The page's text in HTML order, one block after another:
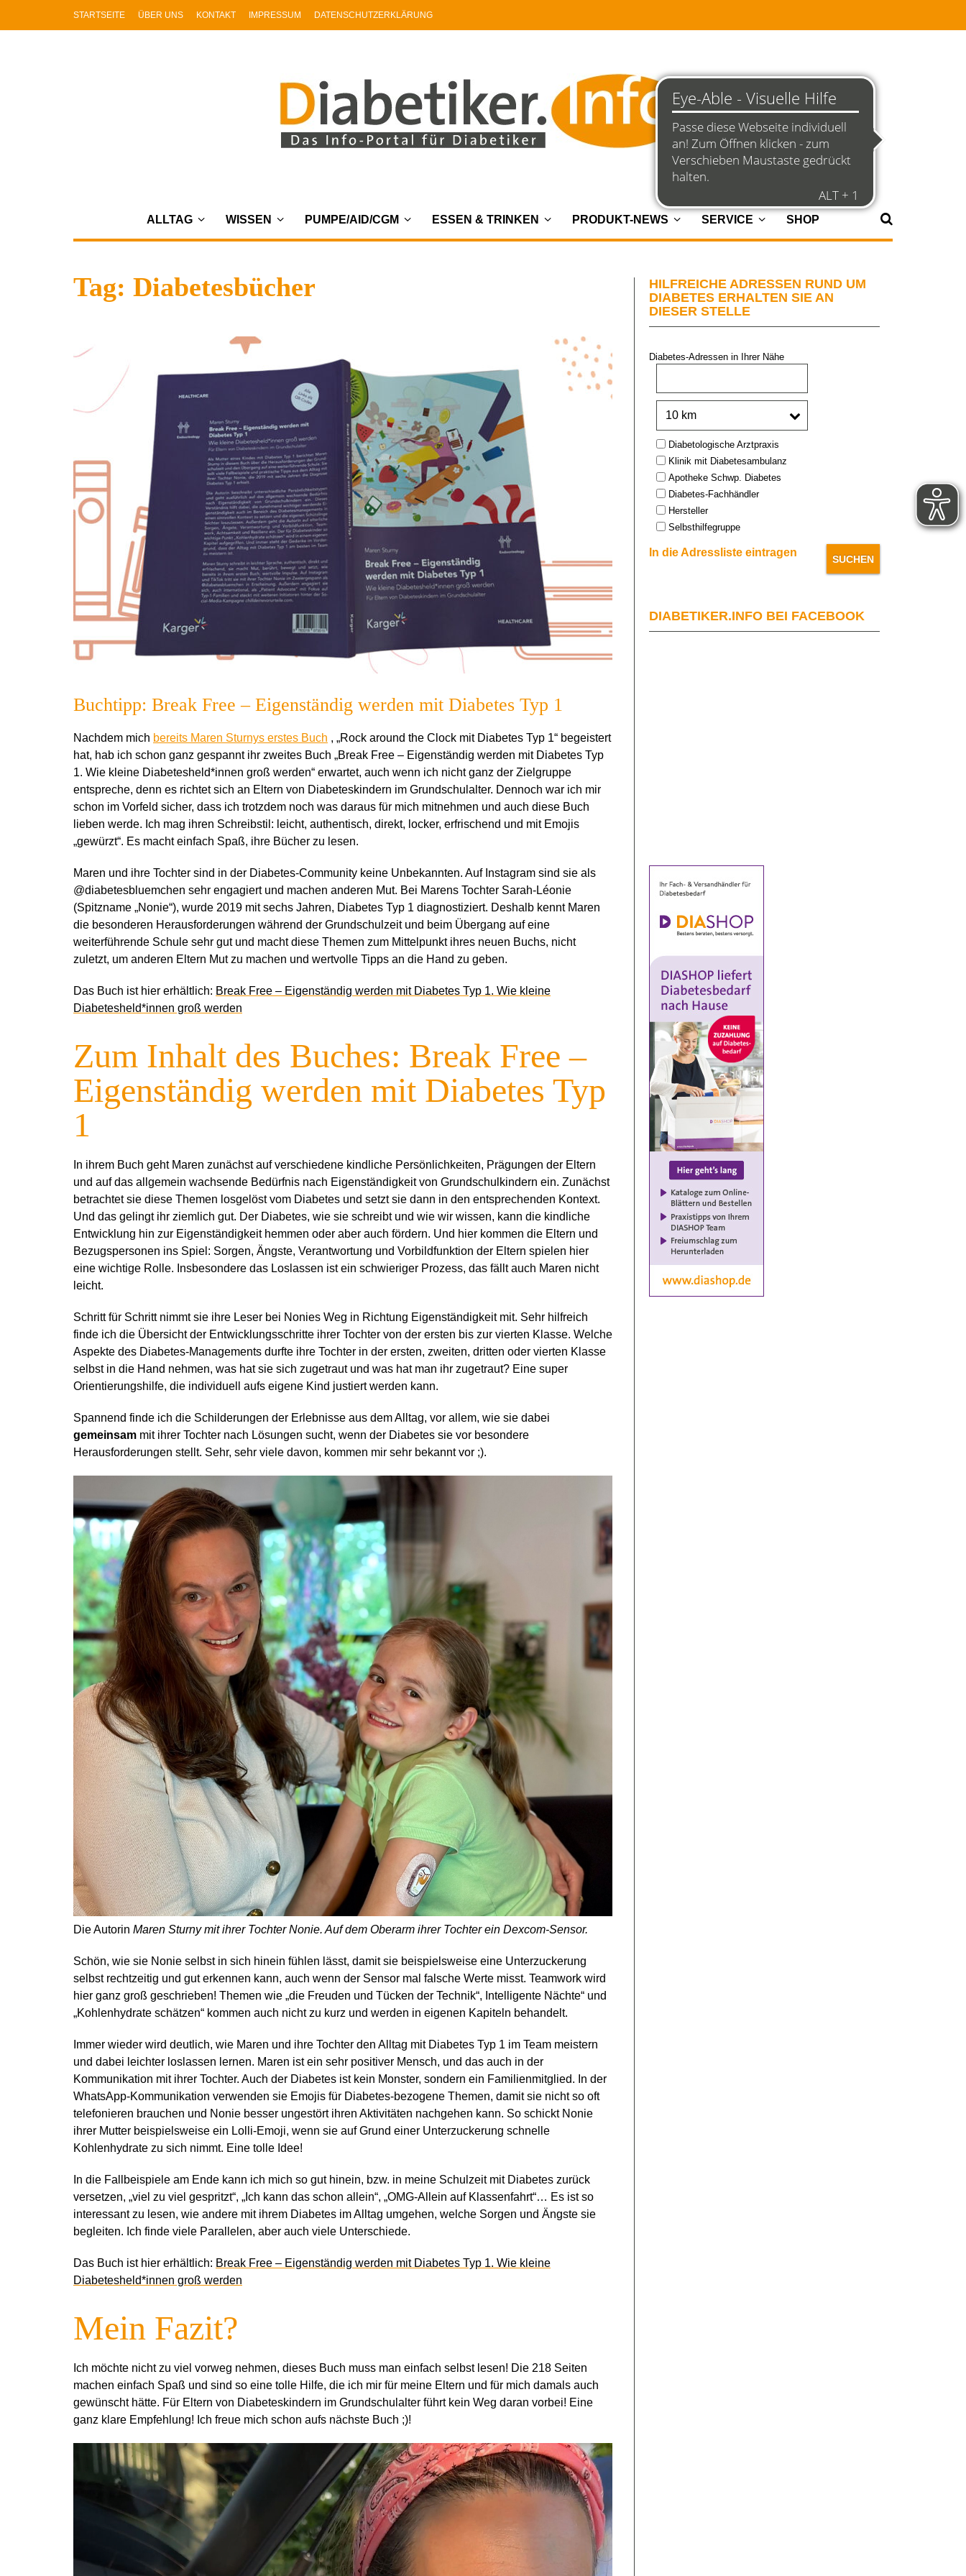
STARTSEITE ÜBER UNS KONTAKT IMPRESSUM DATENSCHUTZERKLÄRUNG
ALLTAG WISSEN PUMPE/AID/CGM ESSEN & TRINKEN PRODUKT-NEWS SERVICE SHOP
Tag: Diabetesbücher
Buchtipp: Break Free – Eigenständig werden mit Diabetes Typ 1
Nachdem mich bereits Maren Sturnys erstes Buch , „Rock around the Clock mit Diabetes Typ 1“ begeistert
hat, hab ich schon ganz gespannt ihr zweites Buch „Break Free – Eigenständig werden mit Diabetes Typ
1. Wie kleine Diabetesheld*innen groß werden“ erwartet, auch wenn ich nicht ganz der Zielgruppe
entspreche, denn es richtet sich an Eltern von Diabeteskindern im Grundschulalter. Dennoch war ich mir
schon im Vorfeld sicher, dass ich trotzdem noch was daraus für mich mitnehmen und auch diese Buch
lieben werde. Ich mag ihren Schreibstil: leicht, authentisch, direkt, locker, erfrischend und mit Emojis
„gewürzt“. Es macht einfach Spaß, ihre Bücher zu lesen.
Maren und ihre Tochter sind in der Diabetes-Community keine Unbekannten. Auf Instagram sind sie als
@diabetesbluemchen sehr engagiert und machen anderen Mut. Bei Marens Tochter Sarah-Léonie
(Spitzname „Nonie“), wurde 2019 mit sechs Jahren, Diabetes Typ 1 diagnostiziert. Deshalb kennt Maren
die besonderen Herausforderungen während der Grundschulzeit und beim Übergang auf eine
weiterführende Schule sehr gut und macht diese Themen zum Mittelpunkt ihres neuen Buchs, nicht
zuletzt, um anderen Eltern Mut zu machen und wertvolle Tipps an die Hand zu geben.
Das Buch ist hier erhältlich: Break Free – Eigenständig werden mit Diabetes Typ 1. Wie kleine
Diabetesheld*innen groß werden
Zum Inhalt des Buches: Break Free –
Eigenständig werden mit Diabetes Typ
1
In ihrem Buch geht Maren zunächst auf verschiedene kindliche Persönlichkeiten, Prägungen der Eltern
und auf das allgemein wachsende Bedürfnis nach Eigenständigkeit von Grundschulkindern ein. Zunächst
betrachtet sie diese Themen losgelöst vom Diabetes und setzt sie dann in den entsprechenden Kontext.
Und das gelingt ihr ziemlich gut. Der Diabetes, wie sie schreibt und wie wir wissen, kann die kindliche
Entwicklung hin zur Eigenständigkeit hemmen oder aber auch fördern. Und hier kommen die Eltern und
Bezugspersonen ins Spiel: Sorgen, Ängste, Verantwortung und Vorbildfunktion der Eltern spielen hier
eine wichtige Rolle. Insbesondere das Loslassen ist ein schwieriger Prozess, das fällt auch Maren nicht
leicht.
Schritt für Schritt nimmt sie ihre Leser bei Nonies Weg in Richtung Eigenständigkeit mit. Sehr hilfreich
finde ich die Übersicht der Entwicklungsschritte ihrer Tochter von der ersten bis zur vierten Klasse. Welche
Aspekte des Diabetes-Managements durfte ihre Tochter in der ersten, zweiten, dritten oder vierten Klasse
selbst in die Hand nehmen, was hat sie sich zugetraut und was hat man ihr zugetraut? Eine super
Orientierungshilfe, die individuell aufs eigene Kind justiert werden kann.
Spannend finde ich die Schilderungen der Erlebnisse aus dem Alltag, vor allem, wie sie dabei
gemeinsam mit ihrer Tochter nach Lösungen sucht, wenn der Diabetes sie vor besondere
Herausforderungen stellt. Sehr, sehr viele davon, kommen mir sehr bekannt vor ;).
Die Autorin Maren Sturny mit ihrer Tochter Nonie. Auf dem Oberarm ihrer Tochter ein Dexcom-Sensor.
Schön, wie sie Nonie selbst in sich hinein fühlen lässt, damit sie beispielsweise eine Unterzuckerung
selbst rechtzeitig und gut erkennen kann, auch wenn der Sensor mal falsche Werte misst. Teamwork wird
hier ganz groß geschrieben! Themen wie „die Freuden und Tücken der Technik“, Intelligente Nächte“ und
„Kohlenhydrate schätzen“ kommen auch nicht zu kurz und werden in eigenen Kapiteln behandelt.
Immer wieder wird deutlich, wie Maren und ihre Tochter den Alltag mit Diabetes Typ 1 im Team meistern
und dabei leichter loslassen lernen. Maren ist ein sehr positiver Mensch, und das auch in der
Kommunikation mit ihrer Tochter. Auch der Diabetes ist kein Monster, sondern ein Familienmitglied. In der
WhatsApp-Kommunikation verwenden sie Emojis für Diabetes-bezogene Themen, damit sie nicht so oft
telefonieren brauchen und Nonie besser ungestört ihren Aktivitäten nachgehen kann. So schickt Nonie
ihrer Mutter beispielsweise ein Lolli-Emoji, wenn sie auf Grund einer Unterzuckerung schnelle
Kohlenhydrate zu sich nimmt. Eine tolle Idee!
In die Fallbeispiele am Ende kann ich mich so gut hinein, bzw. in meine Schulzeit mit Diabetes zurück
versetzen, „viel zu viel gespritzt“, „Ich kann das schon allein“, „OMG-Allein auf Klassenfahrt“… Es ist so
interessant zu lesen, wie andere mit ihrem Diabetes im Alltag umgehen, welche Sorgen und Ängste sie
begleiten. Ich finde viele Parallelen, aber auch viele Unterschiede.
Das Buch ist hier erhältlich: Break Free – Eigenständig werden mit Diabetes Typ 1. Wie kleine
Diabetesheld*innen groß werden
Mein Fazit?
Ich möchte nicht zu viel vorweg nehmen, dieses Buch muss man einfach selbst lesen! Die 218 Seiten
machen einfach Spaß und sind so eine tolle Hilfe, die ich mir für meine Eltern und für mich damals auch
gewünscht hätte. Für Eltern von Diabeteskindern im Grundschulalter führt kein Weg daran vorbei! Eine
ganz klare Empfehlung! Ich freue mich schon aufs nächste Buch ;)!
HILFREICHE ADRESSEN RUND UM
DIABETES ERHALTEN SIE AN
DIESER STELLE
Diabetes-Adressen in Ihrer Nähe
Type:Diabetologische Arztpraxis
Klinik mit Diabetesambulanz
Apotheke Schwp. Diabetes
Diabetes-Fachhändler
Hersteller
Selbsthilfegruppe
In die Adressliste eintragen
DIABETIKER.INFO BEI FACEBOOK